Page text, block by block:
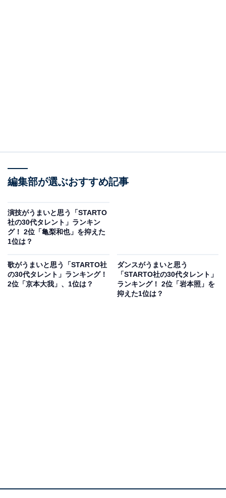
A post shared by 亀梨和也 kazuya kamenashi
んでした。
亀梨さんは、アイドルグループ「KAT-TUN」での活動の
ラは先輩後輩に支持されていると思います」（70代男性
編集部が選ぶおすすめ記事
演技がうまいと思う「STARTO
社の30代タレント」ランキン
グ！ 2位「亀梨和也」を抑えた
1位は？
歌がうまいと思う「STARTO社
の30代タレント」ランキング！
2位「京本大我」、1位は？
ダンスがうまいと思う
「STARTO社の30代タレント」
ランキング！ 2位「岩本照」を
抑えた1位は？